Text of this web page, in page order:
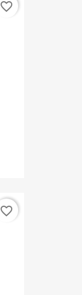
favorite_border
favorite_border